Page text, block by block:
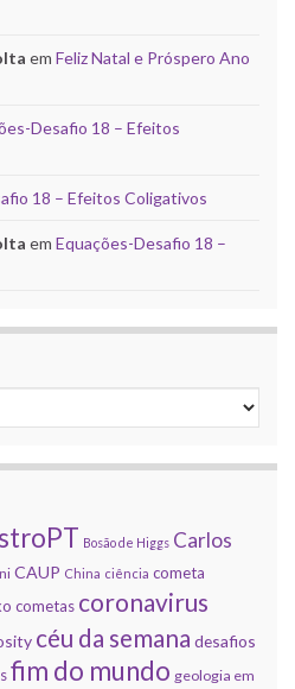
em Feliz Natal e Próspero Ano
Desafio 18 – Efeitos
18 – Efeitos Coligativos
em Equações-Desafio 18 –
Bosão de Higgs Carlos
CAUP China ciência cometa
cometas coronavirus
céu da semana desafios
fim do mundo geologia em